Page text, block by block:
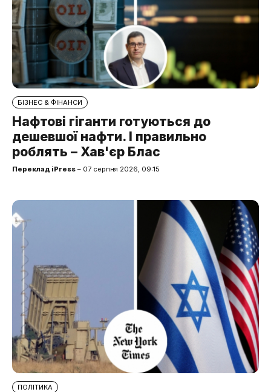
БІЗНЕС & ФІНАНСИ
Нафтові гіганти готуються до
дешевшої нафти. І правильно
роблять – Хав'єр Блас
Переклад iPress – 07 серпня 2026, 09:15
ПОЛІТИКА